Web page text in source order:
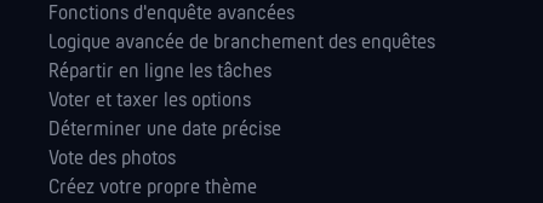
Fonctions d'enquête avancées
Logique avancée de branchement des enquêtes
Répartir en ligne les tâches
Voter et taxer les options
Déterminer une date précise
Vote des photos
Créez votre propre thème